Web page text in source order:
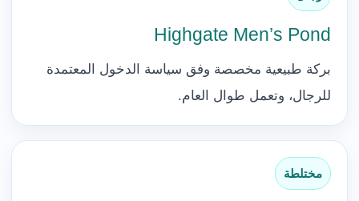
Highgate Men’s Pond
بركة طبيعية مخصصة وفق سياسة الدخول المعتمدة
للرجال، وتعمل طوال العام.
مختلطة